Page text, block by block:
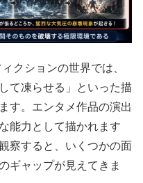
クションの世界では、
て凍らせる」といった描
す。エンタメ作品の演出
能力として描かれます
察すると、いくつかの面
ギャップが見えてきま